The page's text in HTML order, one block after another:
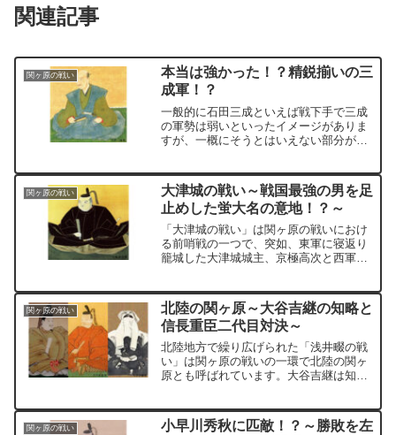
関連記事
関ヶ原の戦い
本当は強かった！？精鋭揃いの三
成軍！？
一般的に石田三成といえば戦下手で三成
の軍勢は弱いといったイメージがありま
すが、一概にそうとはいえない部分があ
関ヶ原の戦い
大津城の戦い～戦国最強の男を足
止めした蛍大名の意地！？～
「大津城の戦い」は関ヶ原の戦いにおけ
る前哨戦の一つで、突如、東軍に寝返り
籠城した大津城城主、京極高次と西軍に
を与えた戦いの一つです。
関ヶ原の戦い
北陸の関ヶ原～大谷吉継の知略と
信長重臣二代目対決～
北陸地方で繰り広げられた「浅井畷の戦
い」は関ヶ原の戦いの一環で北陸の関ヶ
原とも呼ばれています。大谷吉継は知略
え勝利しました。
関ヶ原の戦い
小早川秀秋に匹敵！？～勝敗を左